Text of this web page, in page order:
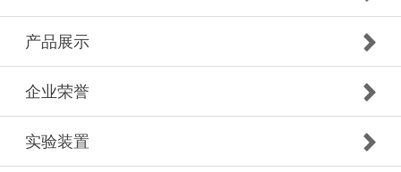
产品展示
企业荣誉
实验装置